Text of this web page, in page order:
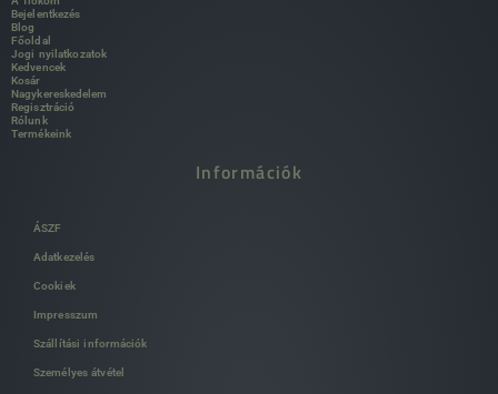
Bejelentkezés
Blog
Főoldal
Jogi nyilatkozatok
Kedvencek
Kosár
Nagykereskedelem
Regisztráció
Rólunk
Termékeink
Információk
ÁSZF
Adatkezelés
Cookiek
Impresszum
Szállítási információk
Személyes átvétel